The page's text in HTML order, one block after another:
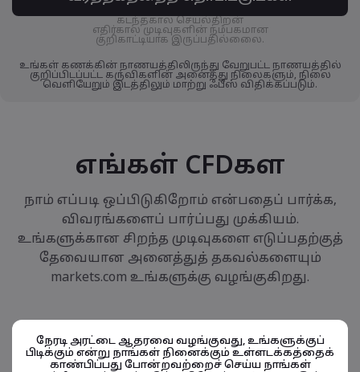
கடந்தகால செயல்திறன்
எதிர்கால முடிவுகளின் நம்பகமான
குறிகாட்டியாக இருப்பதில்லைை.
உங்கள் கணக்கின் நாணயத்திலிருந்து வேறுபட்ட நாணயத்தில்
குறிப்பிடப்பட்ட கருவிகளின் அனைத்து நிலைகளும், நிலை
வெளியேறும் இடத்திலும் மாற்று ஃபீஸ் விதிக்கப்படும்.
எங்கள் CFDகள
நாம் எப்படி ஒப்பிடுகிறோம் என்பதைப் பார்க்க,
விவரங்களைப் பார்ப்பது முக்கியம்.
உங்களுக்கான சிறந்த முடிவுகளை எடுப்பதற்குத்
தேவையான அனைத்துத் தகவல்களையும்
markets.com உங்களுக்கு வழங்குகிறது.
நேரடி அரட்டை ஆதரவை வழங்குவது, உங்களுக்குப்
பிடிக்கும் என்று நாங்கள் நினைக்கும் உள்ளடக்கத்தைக்
காண்பிப்பது போன்றவற்றைச் செய்ய நாங்கள்